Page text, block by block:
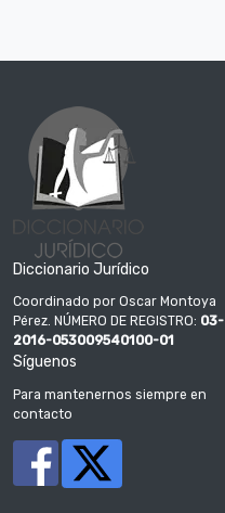
Diccionario Jurídico
Coordinado por Oscar Montoya
Pérez. NÚMERO DE REGISTRO: 03-
2016-053009540100-01
Síguenos
Para mantenernos siempre en
contacto